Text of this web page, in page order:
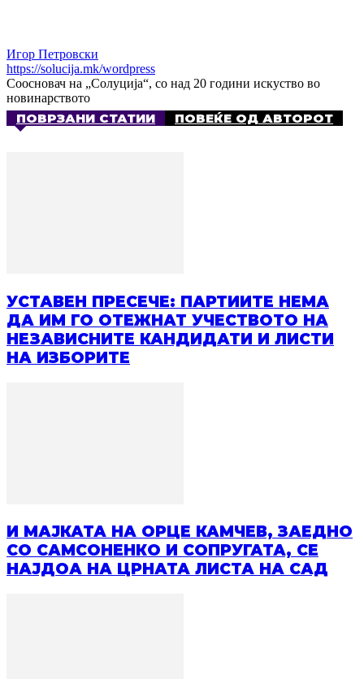
Игор Петровски
https://solucija.mk/wordpress
Соосновач на „Солуција“, со над 20 години искуство во
новинарството
ПОВРЗАНИ СТАТИИ ПОВЕЌЕ ОД АВТОРОТ
УСТАВЕН ПРЕСЕЧЕ: ПАРТИИТЕ НЕМА
ДА ИМ ГО ОТЕЖНАТ УЧЕСТВОТО НА
НЕЗАВИСНИТЕ КАНДИДАТИ И ЛИСТИ
НА ИЗБОРИТЕ
И МАЈКАТА НА ОРЦЕ КАМЧЕВ, ЗАЕДНО
СО САМСОНЕНКО И СОПРУГАТА, СЕ
НАЈДОА НА ЦРНАТА ЛИСТА НА САД